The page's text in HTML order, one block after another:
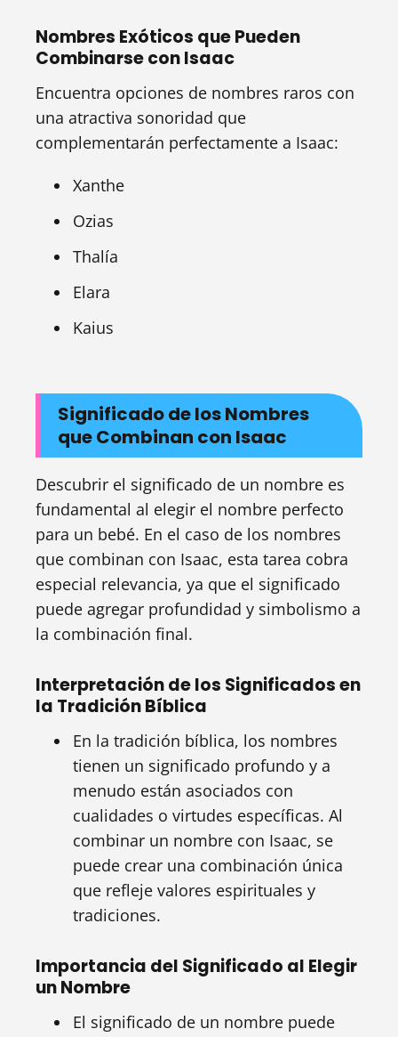
Nombres Exóticos que Pueden
Combinarse con Isaac
Encuentra opciones de nombres raros con
una atractiva sonoridad que
complementarán perfectamente a Isaac:
Xanthe
Ozias
Thalía
Elara
Kaius
Significado de los Nombres
que Combinan con Isaac
Descubrir el significado de un nombre es
fundamental al elegir el nombre perfecto
para un bebé. En el caso de los nombres
que combinan con Isaac, esta tarea cobra
especial relevancia, ya que el significado
puede agregar profundidad y simbolismo a
la combinación final.
Interpretación de los Significados en
la Tradición Bíblica
En la tradición bíblica, los nombres
tienen un significado profundo y a
menudo están asociados con
cualidades o virtudes específicas. Al
combinar un nombre con Isaac, se
puede crear una combinación única
que refleje valores espirituales y
tradiciones.
Importancia del Significado al Elegir
un Nombre
El significado de un nombre puede